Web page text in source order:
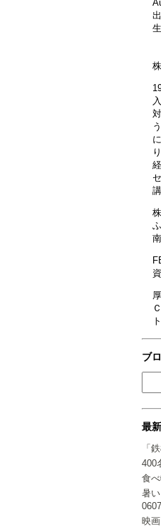
ブ
最
「
400
食
暑
0607
映